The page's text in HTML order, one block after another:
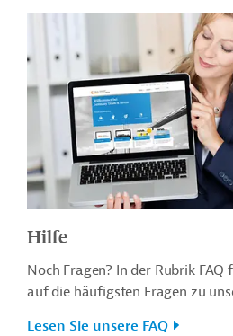
Hilfe
Noch Fragen? In der Rubrik
auf die häufigsten Fragen zu
Lesen Sie unsere FAQ